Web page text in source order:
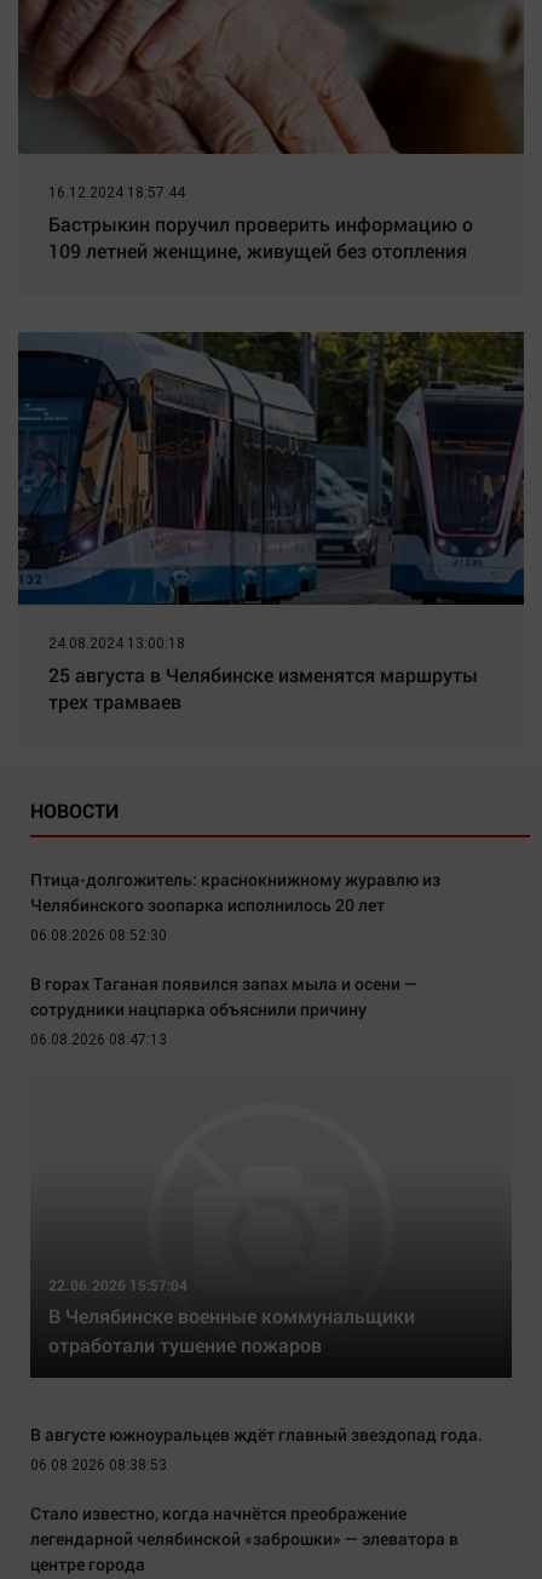
16.12.2024 18:57:44
Бастрыкин поручил проверить информацию о
109 летней женщине, живущей без отопления
24.08.2024 13:00:18
25 августа в Челябинске изменятся маршруты
трех трамваев
НОВОСТИ
Птица-долгожитель: краснокнижному журавлю из
Челябинского зоопарка исполнилось 20 лет
06.08.2026 08:52:30
В горах Таганая появился запах мыла и осени —
сотрудники нацпарка объяснили причину
06.08.2026 08:47:13
22.06.2026 15:57:04
В Челябинске военные коммунальщики
отработали тушение пожаров
В августе южноуральцев ждёт главный звездопад года.
06.08.2026 08:38:53
Стало известно, когда начнётся преображение
легендарной челябинской «заброшки» — элеватора в
центре города